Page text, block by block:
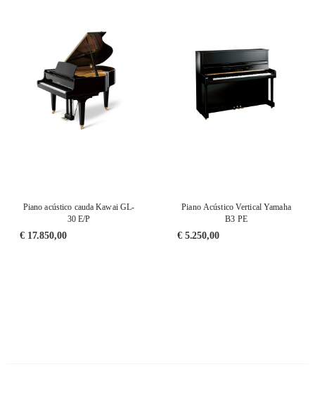
Piano acústico cauda Kawai GL-
30 E/P
€17.850,00
Piano Acústico Vertical Yamaha
B3 PE
€5.250,00